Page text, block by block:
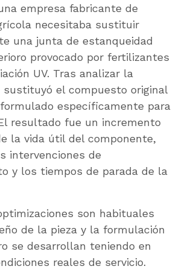
empresa fabricante de
necesitaba sustituir
una junta de estanqueidad
provocado por fertilizantes
UV. Tras analizar la
sustituyó el compuesto original
específicamente para
resultado fue un incremento
la vida útil del componente,
intervenciones de
y los tiempos de parada de la
son habituales
de la pieza y la formulación
se desarrollan teniendo en
reales de servicio.